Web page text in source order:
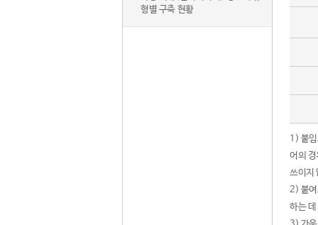
형별 구축 현황
1) 붙
어의
쓰이지
2) 붙여
하는